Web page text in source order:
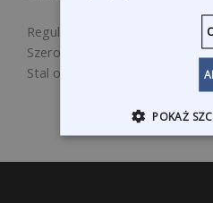
Regulacja z tyłu: 0-15 mm
Szerokość szczęki: 18 mm
Stal o wysokiej wytrzymałości
POKAŻ